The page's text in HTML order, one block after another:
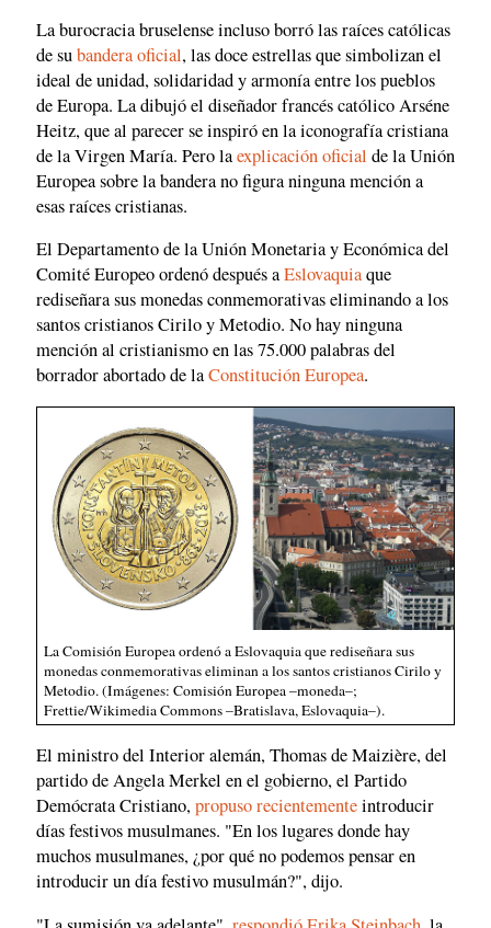
La burocracia bruselense incluso borró las raíces católicas
de subandera oficial, las doce estrellas que simbolizan el
ideal de unidad, solidaridad y armonía entre los pueblos
de Europa. La dibujó el diseñador francés católico Arséne
Heitz, que al parecer se inspiró en la iconografía cristiana
de la Virgen María. Pero laexplicación oficial de la Unión
Europea sobre la bandera no figura ninguna mención a
esas raíces cristianas.
El Departamento de la Unión Monetaria y Económica del
Comité Europeo ordenó después aEslovaquiaque
rediseñara sus monedas conmemorativas eliminando a los
santos cristianos Cirilo y Metodio. No hay ninguna
mención al cristianismo en las 75.000 palabras del
borrador abortado de laConstitución Europea.
La Comisión Europea ordenó a Eslovaquia que rediseñara sus
monedas conmemorativas eliminan a los santos cristianos Cirilo y
Metodio. (Imágenes: Comisión Europea –moneda–;
Frettie/Wikimedia Commons –Bratislava, Eslovaquia–).
El ministro del Interior alemán, Thomas de Maizière, del
partido de Angela Merkel en el gobierno, el Partido
Demócrata Cristiano,propuso recientementeintroducir
días festivos musulmanes. "En los lugares donde hay
muchos musulmanes, ¿por qué no podemos pensar en
introducir un día festivo musulmán?", dijo.